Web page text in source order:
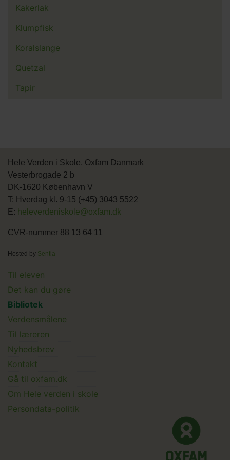
Kakerlak
Klumpfisk
Koralslange
Quetzal
Tapir
Hele Verden i Skole, Oxfam Danmark
Vesterbrogade 2 b
DK-1620 København V
T: Hverdag kl. 9-15 (+45) 3043 5522
E: heleverdeniskole@oxfam.dk
CVR-nummer 88 13 64 11
Hosted by Sentia
Main
menu
Til eleven
Det kan du gøre
Bibliotek
Verdensmålene
Til læreren
Main
Submenu
Nyhedsbrev
Kontakt
Gå til oxfam.dk
Om Hele verden i skole
Persondata-politik